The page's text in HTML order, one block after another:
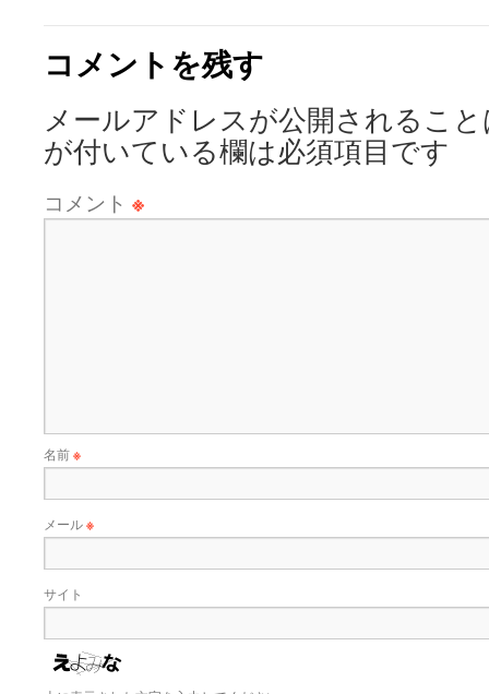
コメントを残す
メールアドレスが公開されるこ
が付いている欄は必須項目です
コメント ※
名前※
メール※
サイト